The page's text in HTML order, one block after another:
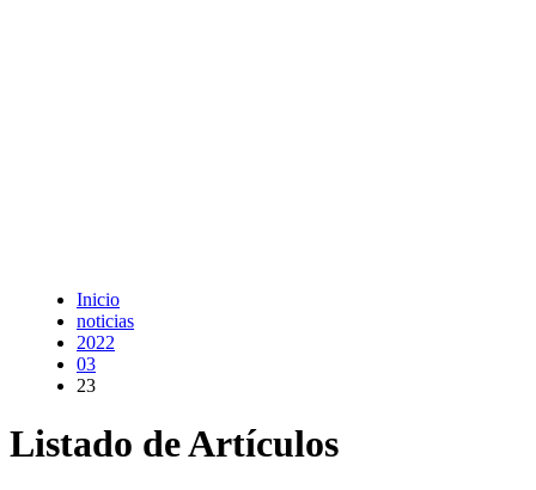
Inicio
noticias
2022
03
23
Listado de Artículos